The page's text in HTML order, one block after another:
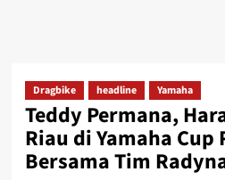
Dragbike headline Yamaha
Teddy Permana,
Riau di Yamaha Cup
Bersama Tim